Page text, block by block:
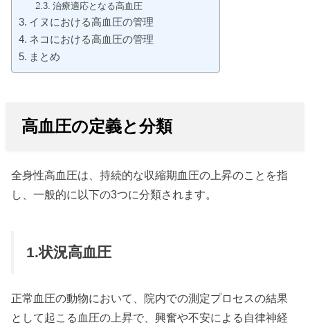
治療適応となる高血圧
イヌにおける高血圧の管理
ネコにおける高血圧の管理
まとめ
高血圧の定義と分類
全身性高血圧は、持続的な収縮期血圧の上昇のことを指
し、一般的に以下の3つに分類されます。
1.状況高血圧
正常血圧の動物において、院内での測定プロセスの結果
として起こる血圧の上昇で、興奮や不安による自律神経